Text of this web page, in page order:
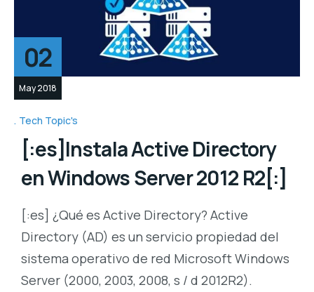
02
May 2018
Tech Topic's
[:es]Instala Active Directory
en Windows Server 2012 R2[:]
[:es] ¿Qué es Active Directory? Active
Directory (AD) es un servicio propiedad del
sistema operativo de red Microsoft Windows
Server (2000, 2003, 2008, s / d 2012R2).